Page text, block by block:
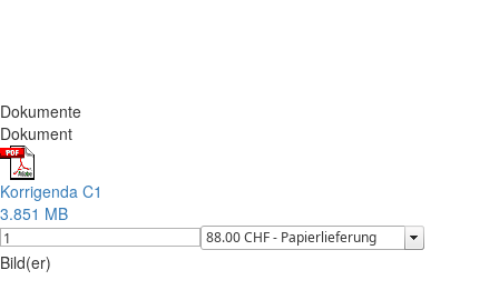
Dokumente
Dokument
Korrigenda C1
3.851 MB
Bild(er)